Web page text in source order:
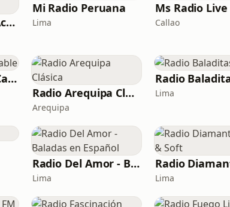
Mariela fm " Te Acompaña "
Mi Radio Peruana
Lima
Ms Radio Live
Callao
Radio Amor por Cable
Radio Arequipa Clásica
Arequipa
Radio
Lima
Radio Del Amor - Baladas en Español
Lima Lima